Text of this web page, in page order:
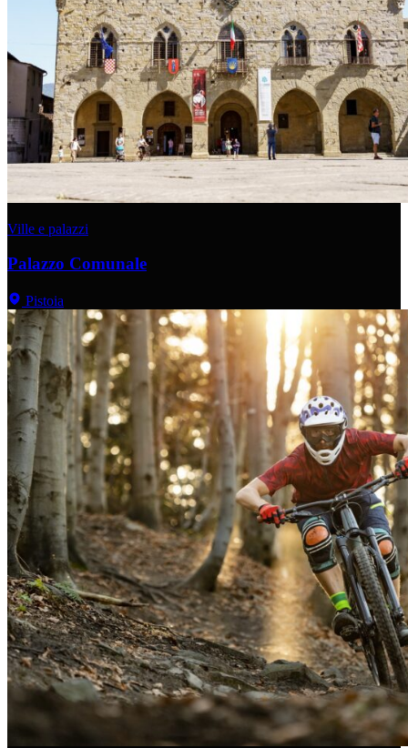
Ville e palazzi
Palazzo Comunale
Pistoia